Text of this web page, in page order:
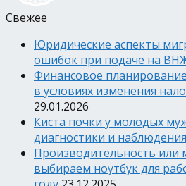
Свежее
Юридические аспекты
ошибок при подаче на
Финансовое
в условиях изменения
29.01.2026
Киста почки у молодых
диагностики и наблюдения
Производительность или
выбираем ноутбук для